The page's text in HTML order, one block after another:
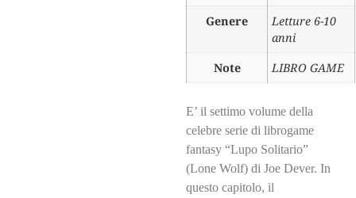
Genere
Letture 6-10
anni
Note
LIBRO GAME
E’ il settimo volume della
celebre serie di librogame
fantasy “Lupo Solitario”
(Lone Wolf) di Joe Dever. In
questo capitolo, il